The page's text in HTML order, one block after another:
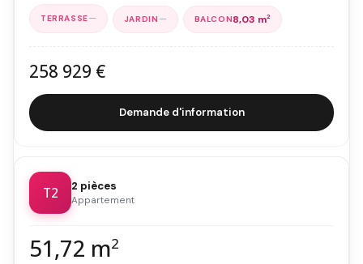
— — 8,03 m2
258 929 €
Demande d'information
T2 2 pièces
Appartement
51,72 m2